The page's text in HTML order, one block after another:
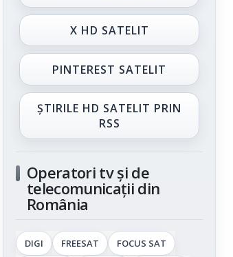
X HD SATELIT
PINTEREST SATELIT
ȘTIRILE HD SATELIT PRIN
RSS
Operatori tv și de
telecomunicații din
România
DIGI FREESAT
FOCUS SAT